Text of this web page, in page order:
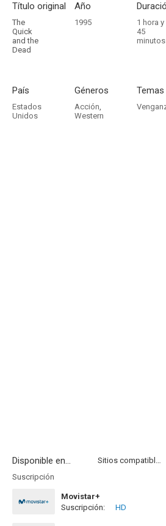
Título original
The
Quick
and the
Dead
Año
1995
1 hora y
45
minutos
País
Estados
Unidos
Géneros
Acción,
Western
Temas
Disponible en...
Sitios compatibles
Suscripción
Movistar+
Disponible hasta el Mié, 31
Suscripción: HD